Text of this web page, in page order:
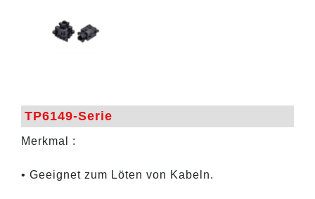
TP6149-Serie
Merkmal :
• Geeignet zum Löten von Kabeln.